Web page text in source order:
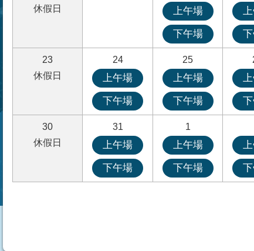
休假日
上午場
下午場
23
休假日
24
上午場
下午場
25
上午場
下午場
30
休假日
31
上午場
下午場
1
上午場
下午場